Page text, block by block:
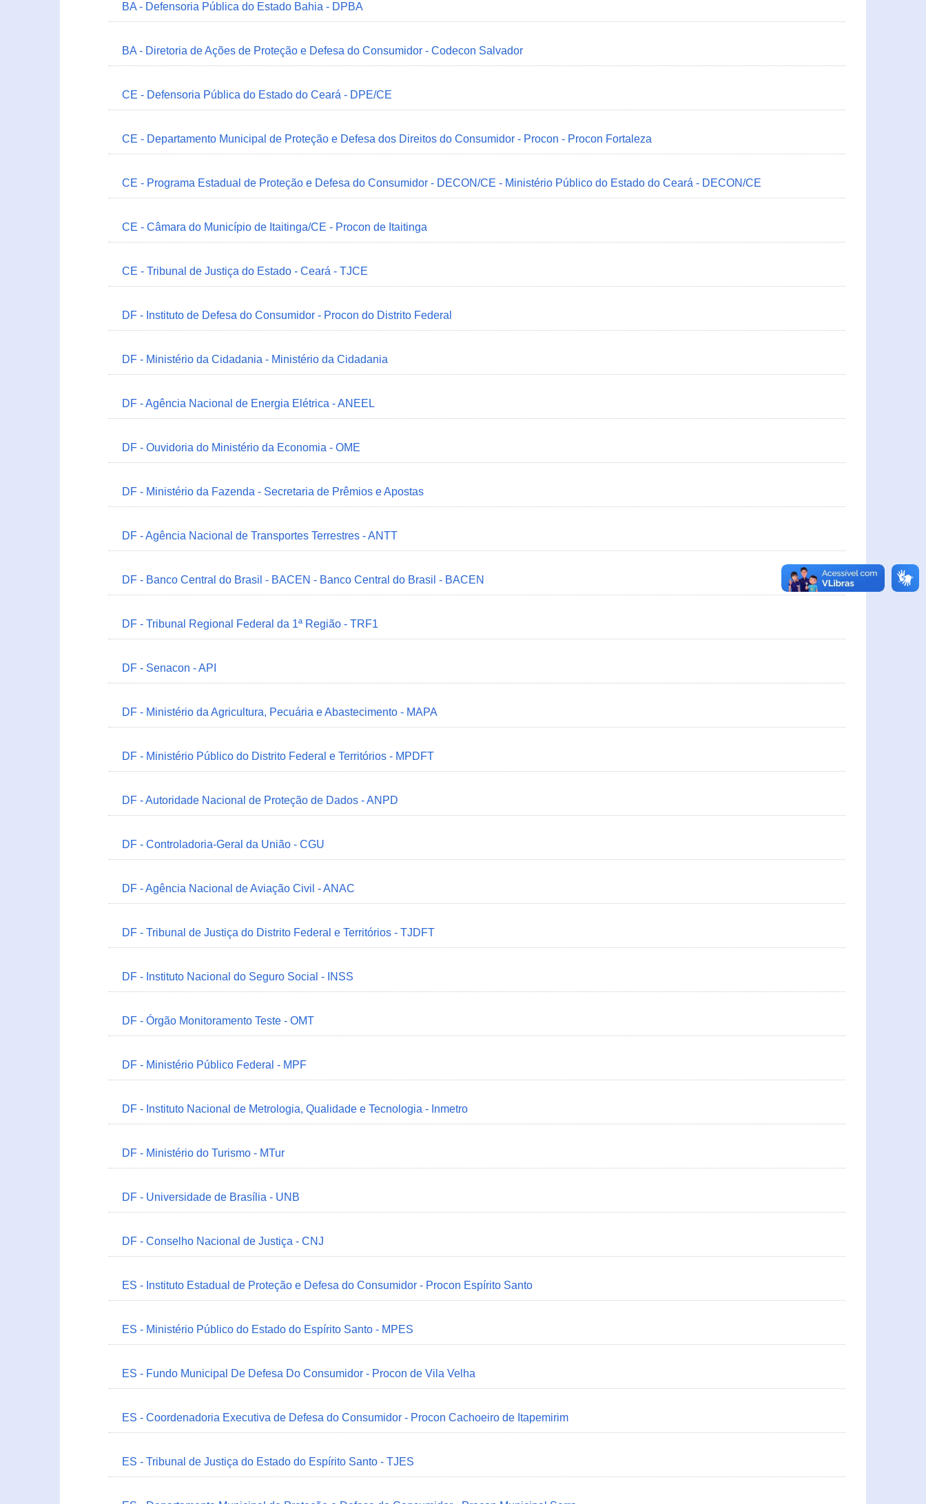
BA - Defensoria Pública do Estado Bahia - DPBA
BA - Diretoria de Ações de Proteção e Defesa do Consumidor - Codecon Salvador
CE - Defensoria Pública do Estado do Ceará - DPE/CE
CE - Departamento Municipal de Proteção e Defesa dos Direitos do Consumidor - Procon - Procon Fortaleza
CE - Programa Estadual de Proteção e Defesa do Consumidor - DECON/CE - Ministério Público do Estado do Ceará - DECON/CE
CE - Câmara do Município de Itaitinga/CE - Procon de Itaitinga
CE - Tribunal de Justiça do Estado - Ceará - TJCE
DF - Instituto de Defesa do Consumidor - Procon do Distrito Federal
DF - Ministério da Cidadania - Ministério da Cidadania
DF - Agência Nacional de Energia Elétrica - ANEEL
DF - Ouvidoria do Ministério da Economia - OME
DF - Ministério da Fazenda - Secretaria de Prêmios e Apostas
DF - Agência Nacional de Transportes Terrestres - ANTT
DF - Banco Central do Brasil - BACEN - Banco Central do Brasil - BACEN
DF - Tribunal Regional Federal da 1ª Região - TRF1
DF - Senacon - API
DF - Ministério da Agricultura, Pecuária e Abastecimento - MAPA
DF - Ministério Público do Distrito Federal e Territórios - MPDFT
DF - Autoridade Nacional de Proteção de Dados - ANPD
DF - Controladoria-Geral da União - CGU
DF - Agência Nacional de Aviação Civil - ANAC
DF - Tribunal de Justiça do Distrito Federal e Territórios - TJDFT
DF - Instituto Nacional do Seguro Social - INSS
DF - Órgão Monitoramento Teste - OMT
DF - Ministério Público Federal - MPF
DF - Instituto Nacional de Metrologia, Qualidade e Tecnologia - Inmetro
DF - Ministério do Turismo - MTur
DF - Universidade de Brasília - UNB
DF - Conselho Nacional de Justiça - CNJ
ES - Instituto Estadual de Proteção e Defesa do Consumidor - Procon Espírito Santo
ES - Ministério Público do Estado do Espírito Santo - MPES
ES - Fundo Municipal De Defesa Do Consumidor - Procon de Vila Velha
ES - Coordenadoria Executiva de Defesa do Consumidor - Procon Cachoeiro de Itapemirim
ES - Tribunal de Justiça do Estado do Espírito Santo - TJES